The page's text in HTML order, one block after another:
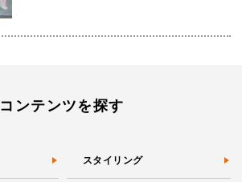
コンテンツを探す
スタイリング